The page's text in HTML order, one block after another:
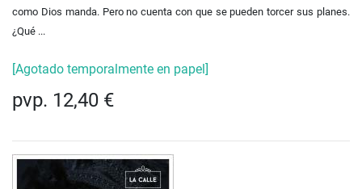
como Dios manda. Pero no cuenta con que se pueden torcer sus planes.
¿Qué ...
[Agotado temporalmente en papel]
pvp. 12,40 €